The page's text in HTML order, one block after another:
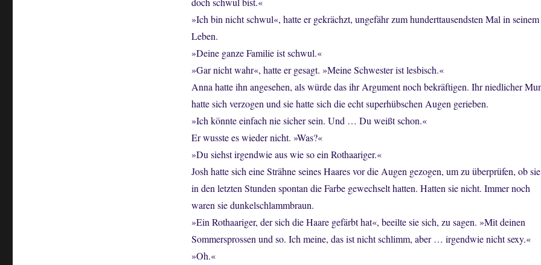
»Ich bin nicht schwul«, hatte er gekrächzt, ungefähr zum hunderttausendsten Mal in seinem
Leben.
»Deine ganze Familie ist schwul.«
»Gar nicht wahr«, hatte er gesagt. »Meine Schwester ist lesbisch.«
Anna hatte ihn angesehen, als würde das ihr Argument noch bekräftigen. Ihr niedlicher
hatte sich verzogen und sie hatte sich die echt superhübschen Augen gerieben.
»Ich könnte einfach nie sicher sein. Und … Du weißt schon.«
Er wusste es wieder nicht. »Was?«
»Du siehst irgendwie aus wie so ein Rothaariger.«
Josh hatte sich eine Strähne seines Haares vor die Augen gezogen, um zu überprüfen, ob sie
in den letzten Stunden spontan die Farbe gewechselt hatten. Hatten sie nicht. Immer noch
waren sie dunkelschlammbraun.
»Ein Rothaariger, der sich die Haare gefärbt hat«, beeilte sie sich, zu sagen. »Mit deinen
Sommersprossen und so. Ich meine, das ist nicht schlimm, aber … irgendwie nicht sexy.«
»Oh.«